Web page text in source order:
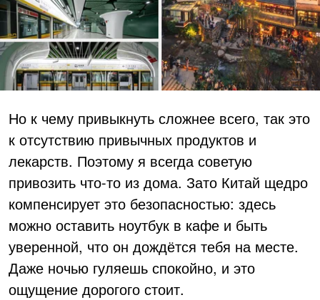
Но к чему привыкнуть сложнее всего, так это
к отсутствию привычных продуктов и
лекарств. Поэтому я всегда советую
привозить что-то из дома. Зато Китай щедро
компенсирует это безопасностью: здесь
можно оставить ноутбук в кафе и быть
уверенной, что он дождётся тебя на месте.
Даже ночью гуляешь спокойно, и это
ощущение дорогого стоит.